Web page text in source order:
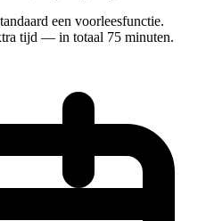
een voorleesfunctie.
tijd — in totaal 75 minuten.